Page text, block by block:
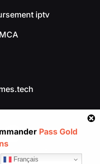
iptv
réservés 2026.
Français
Pass Gold